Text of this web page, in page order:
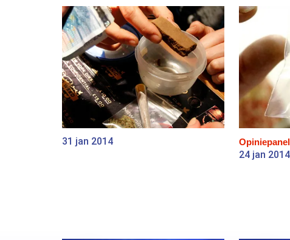
31 jan 2014 Opiniepanel
24 jan 2014